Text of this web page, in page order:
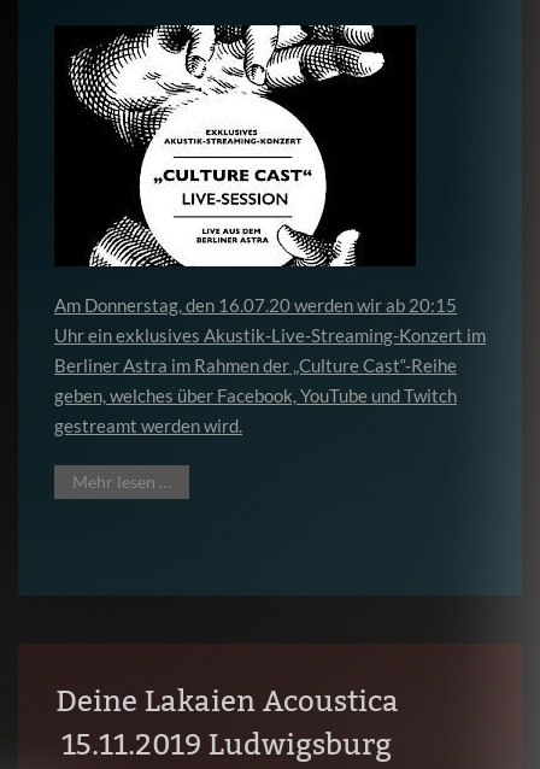
Am Donnerstag, den 16.07.20 werden wir ab 20:15
Uhr ein exklusives Akustik-Live-Streaming-Konzert im
Berliner Astra im Rahmen der „Culture Cast“-Reihe
geben, welches über Facebook, YouTube und Twitch
gestreamt werden wird.
Mehr lesen …
Deine Lakaien Acoustica
15.11.2019 Ludwigsburg